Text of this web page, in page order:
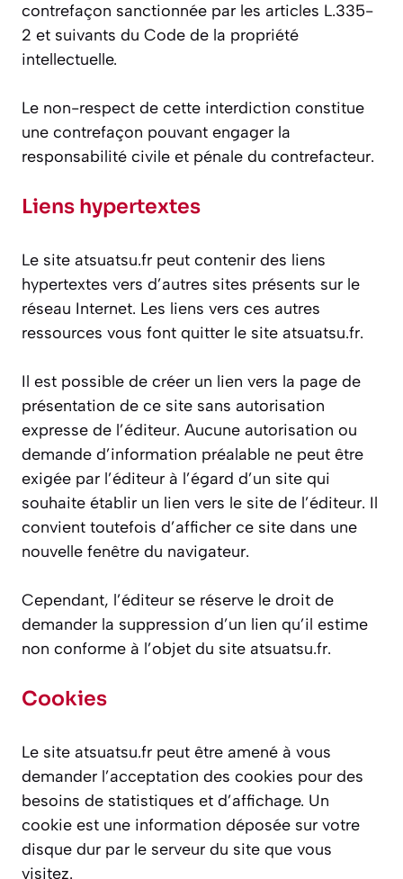
contrefaçon sanctionnée par les articles L.335-
2 et suivants du Code de la propriété
intellectuelle.​
Le non-respect de cette interdiction constitue
une contrefaçon pouvant engager la
responsabilité civile et pénale du contrefacteur.​
Liens hypertextes
Le site atsuatsu.fr peut contenir des liens
hypertextes vers d’autres sites présents sur le
réseau Internet. Les liens vers ces autres
ressources vous font quitter le site atsuatsu.fr.​
Il est possible de créer un lien vers la page de
présentation de ce site sans autorisation
expresse de l’éditeur. Aucune autorisation ou
demande d’information préalable ne peut être
exigée par l’éditeur à l’égard d’un site qui
souhaite établir un lien vers le site de l’éditeur. Il
convient toutefois d’afficher ce site dans une
nouvelle fenêtre du navigateur.​
Cependant, l’éditeur se réserve le droit de
demander la suppression d’un lien qu’il estime
non conforme à l’objet du site atsuatsu.fr.​
Cookies
Le site atsuatsu.fr peut être amené à vous
demander l’acceptation des cookies pour des
besoins de statistiques et d’affichage. Un
cookie est une information déposée sur votre
disque dur par le serveur du site que vous
visitez.​